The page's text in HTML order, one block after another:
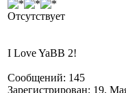
Отсутствует
I Love YaBB 2!
Сообщений: 145
Зарегистрирован: 19.